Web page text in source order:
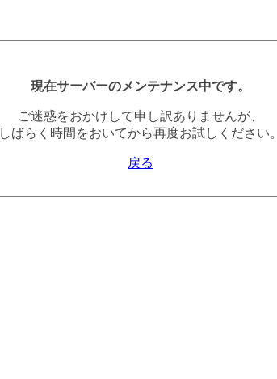
現在サーバーのメンテナンス中です。
ご迷惑をおかけして申し訳ありませんが、
しばらく時間をおいてから再度お試しください。
戻る